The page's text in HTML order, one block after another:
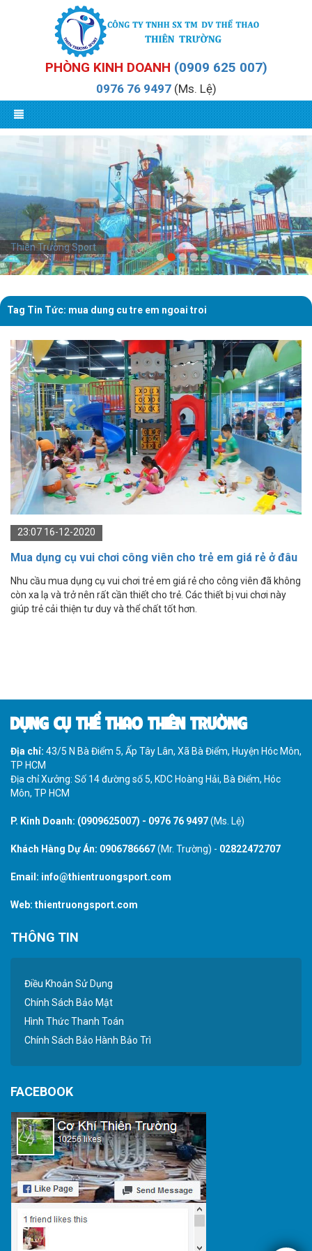
PHÒNG KINH DOANH (0909 625 007)
0976 76 9497(Ms. Lệ)
dụng cụ thể thao ngoài trời
Thiên Trường Sport
Tag Tin Tức: mua dung cu tre em ngoai troi
23:07 16-12-2020
Mua dụng cụ vui chơi công viên cho trẻ em giá rẻ ở đâu
tại Tp.HCM
Nhu cầu mua dụng cụ vui chơi trẻ em giá rẻ cho công viên đã không
còn xa lạ và trở nên rất cần thiết cho trẻ. Các thiết bị vui chơi này
giúp trẻ cải thiện tư duy và thể chất tốt hơn.
DỤNG CỤ THỂ THAO THIÊN TRƯỜNG
Địa chỉ: 43/5 N Bà Điểm 5, Ấp Tây Lân, Xã Bà Điểm, Huyện Hóc Môn,
TP HCM
Địa chỉ Xưởng: Số 14 đường số 5, KDC Hoàng Hải, Bà Điểm, Hóc
Môn, TP HCM
P. Kinh Doanh: (0909625007) - 0976 76 9497(Ms. Lệ)
Khách Hàng Dự Án: 0906786667(Mr. Trường) - 02822472707
Email: info@thientruongsport.com
Web: thientruongsport.com
THÔNG TIN
Điều Khoản Sử Dụng
Chính Sách Bảo Mật
Hình Thức Thanh Toán
Chính Sách Bảo Hành Bảo Trì
FACEBOOK